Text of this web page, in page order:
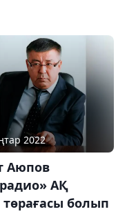
2022
Аюпов
АҚ
болып